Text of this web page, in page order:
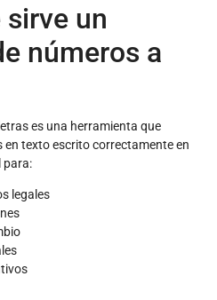
sirve un
números a
es una herramienta que
texto escrito correctamente en
para:
legales